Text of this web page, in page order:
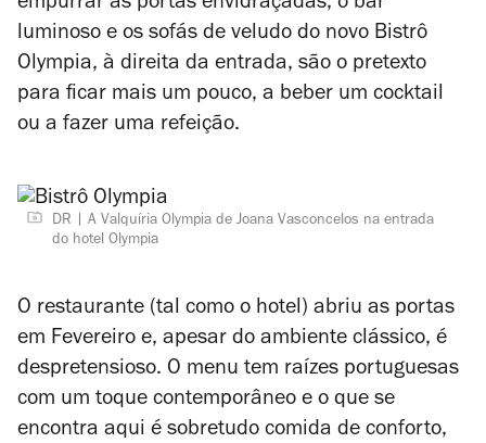
empurrar as portas envidraçadas, o bar
luminoso e os sofás de veludo do novo Bistrô
Olympia, à direita da entrada, são o pretexto
para ficar mais um pouco, a beber um cocktail
ou a fazer uma refeição.
DR
A Valquíria Olympia de Joana Vasconcelos na entrada
do hotel Olympia
O restaurante (tal como o hotel) abriu as portas
em Fevereiro e, apesar do ambiente clássico, é
despretensioso. O menu tem raízes portuguesas
com um toque contemporâneo e o que se
encontra aqui é sobretudo comida de conforto,